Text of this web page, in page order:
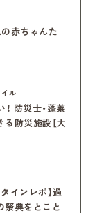
の赤ちゃんた
イル
！ 防災士・蓬莱
防災施設【大
インレポ】過
祭典をとこと